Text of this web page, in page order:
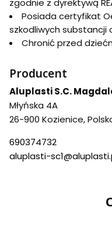
Posiada certyfikat
szkodliwych substancji
Chronić przed
Producent
Aluplasti S.C.
Młyńska 4A
26-900 Kozienice,
690374732
aluplasti-